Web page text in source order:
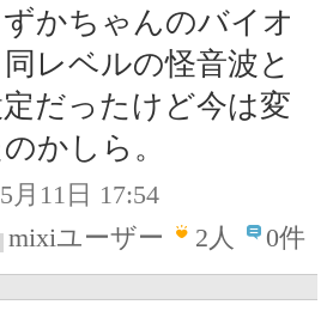
かちゃんのバイオ
レベルの怪音波と
だったけど今は変
かしら。
月11日 17:54
mixiユーザー
2人 0件